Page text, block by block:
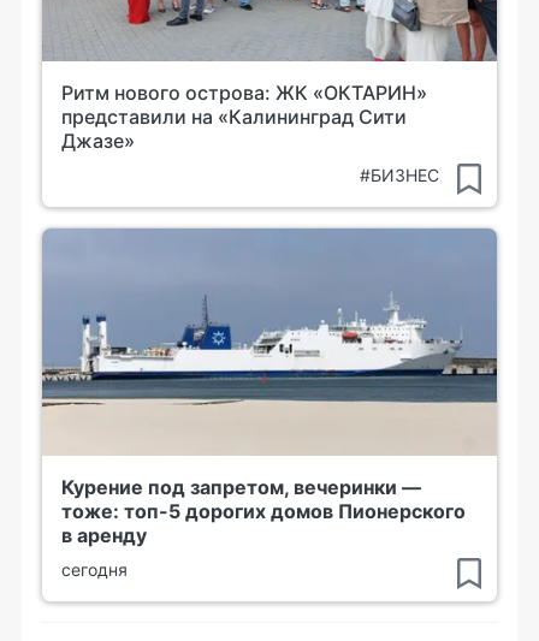
Ритм нового острова: ЖК «ОКТАРИН»
представили на «Калининград Сити
Джазе»
#БИЗНЕС
Курение под запретом, вечеринки —
тоже: топ-5 дорогих домов Пионерского
в аренду
сегодня